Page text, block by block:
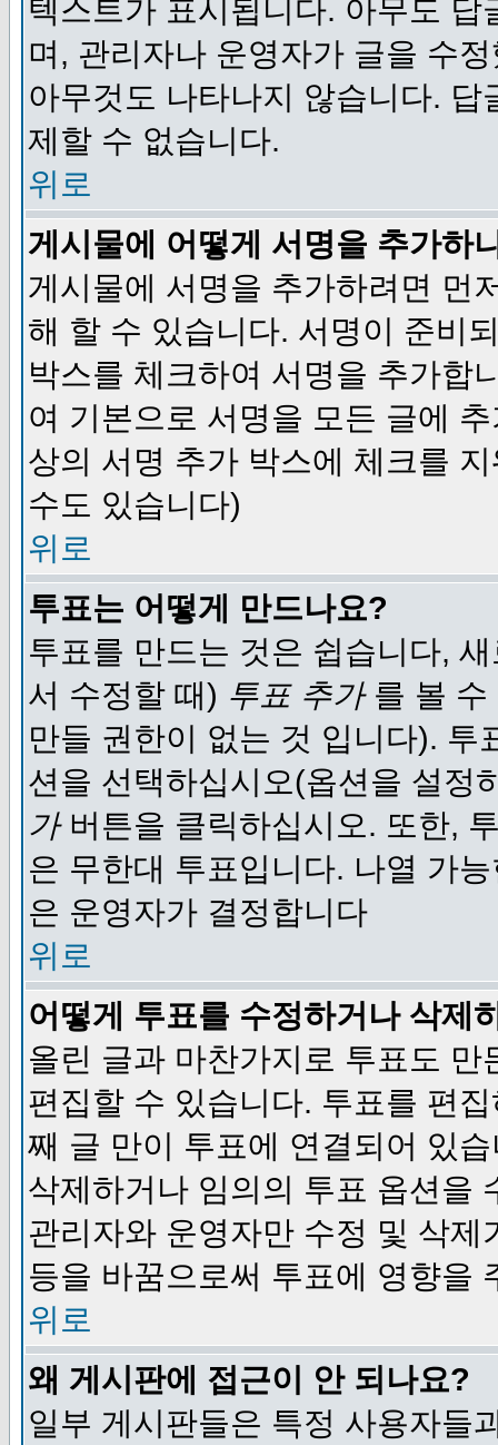
텍스트가 표시됩니다. 아무도
며, 관리자나 운영자가 글을 수
아무것도 나타나지 않습니다.
제할 수 없습니다.
위로
게시물에 어떻게 서명을 추가하
게시물에 서명을 추가하려면 먼
해 할 수 있습니다. 서명이 준비
박스를 체크하여 서명을 추가합
여 기본으로 서명을 모든 글에
상의 서명 추가 박스에 체크를
수도 있습니다)
위로
투표는 어떻게 만드나요?
투표를 만드는 것은 쉽습니다,
서 수정할 때) 투표 추가를 볼 수
만들 권한이 없는 것 입니다).
션을 선택하십시오(옵션을 설정
가버튼을 클릭하십시오. 또한,
은 무한대 투표입니다. 나열 가
은 운영자가 결정합니다
위로
어떻게 투표를 수정하거나 삭제
올린 글과 마찬가지로 투표도
편집할 수 있습니다. 투표를 편
째 글 만이 투표에 연결되어 있
삭제하거나 임의의 투표 옵션을
관리자와 운영자만 수정 및 삭
등을 바꿈으로써 투표에 영향을
위로
왜 게시판에 접근이 안 되나요?
일부 게시판들은 특정 사용자들